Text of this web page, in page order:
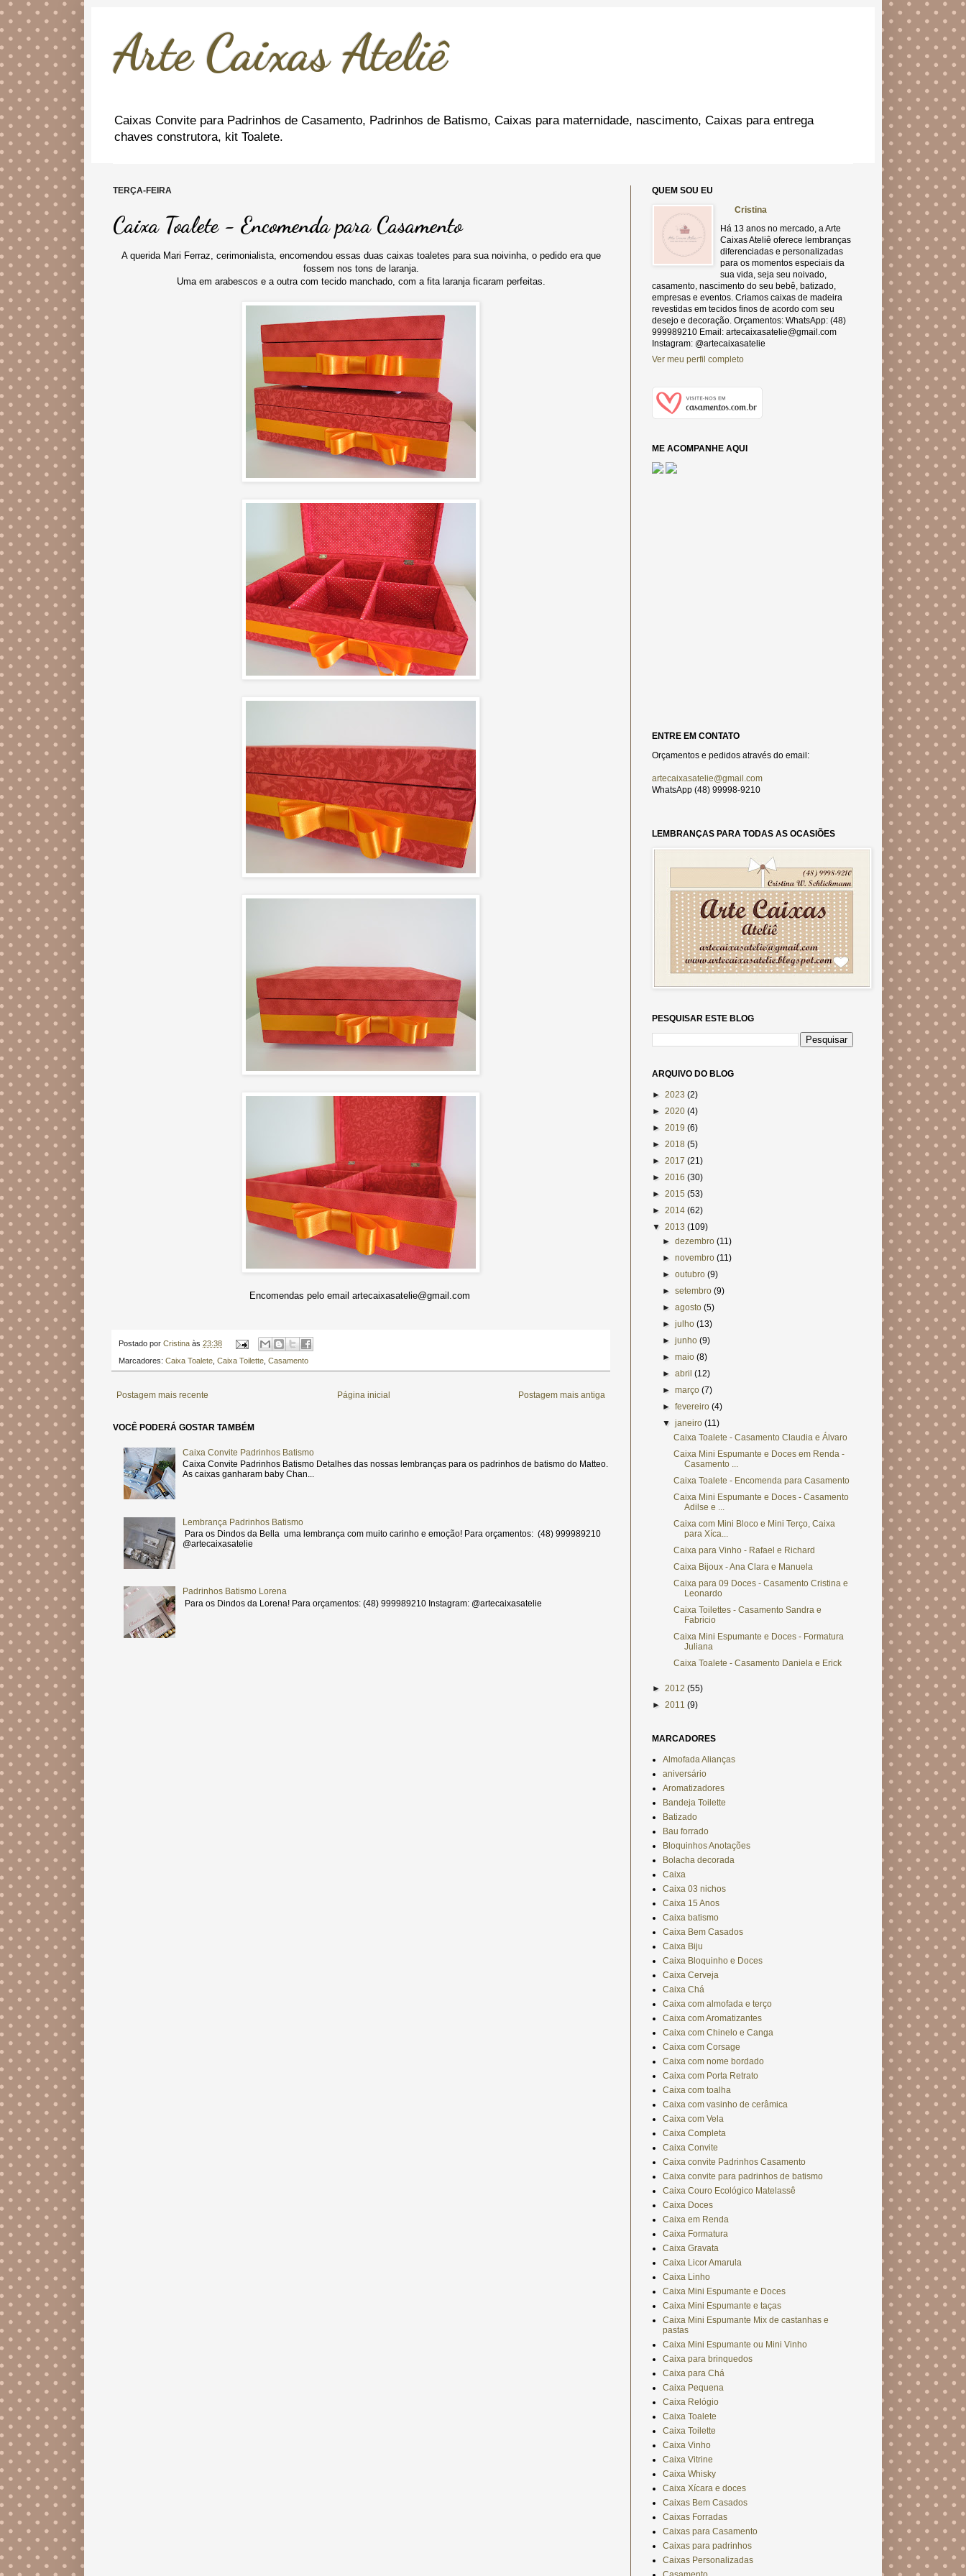
Arte Caixas Ateliê
Caixas Convite para Padrinhos de Casamento, Padrinhos de Batismo, Caixas para maternidade, nascimento, Caixas para entrega
chaves construtora, kit Toalete.
TERÇA-FEIRA
Caixa Toalete - Encomenda para Casamento
A querida Mari Ferraz, cerimonialista, encomendou essas duas caixas toaletes para sua noivinha, o pedido era que
fossem nos tons de laranja.
Uma em arabescos e a outra com tecido manchado, com a fita laranja ficaram perfeitas.
Encomendas pelo email artecaixasatelie@gmail.com
Postado por Cristina às 23:38
Marcadores: Caixa Toalete, Caixa Toilette, Casamento
Postagem mais recente Postagem mais antiga
Página inicial
VOCÊ PODERÁ GOSTAR TAMBÉM
Caixa Convite Padrinhos Batismo
Caixa Convite Padrinhos Batismo Detalhes das nossas lembranças para os padrinhos de batismo do Matteo.
As caixas ganharam baby Chan...
Lembrança Padrinhos Batismo
Para os Dindos da Bella uma lembrança com muito carinho e emoção! Para orçamentos: (48) 999989210
@artecaixasatelie
Padrinhos Batismo Lorena
Para os Dindos da Lorena! Para orçamentos: (48) 999989210 Instagram: @artecaixasatelie
QUEM SOU EU
Cristina
Há 13 anos no mercado, a Arte
Caixas Ateliê oferece lembranças
diferenciadas e personalizadas
para os momentos especiais da
sua vida, seja seu noivado,
casamento, nascimento do seu bebê, batizado,
empresas e eventos. Criamos caixas de madeira
revestidas em tecidos finos de acordo com seu
desejo e decoração. Orçamentos: WhatsApp: (48)
999989210 Email: artecaixasatelie@gmail.com
Instagram: @artecaixasatelie
Ver meu perfil completo
ME ACOMPANHE AQUI
ENTRE EM CONTATO
Orçamentos e pedidos através do email:
artecaixasatelie@gmail.com
WhatsApp (48) 99998-9210
LEMBRANÇAS PARA TODAS AS OCASIÕES
PESQUISAR ESTE BLOG
ARQUIVO DO BLOG
► 2023 (2)
► 2020 (4)
► 2019 (6)
► 2018 (5)
► 2017 (21)
► 2016 (30)
► 2015 (53)
► 2014 (62)
▼ 2013 (109)
►dezembro(11)
►novembro(11)
►outubro(9)
►setembro(9)
►agosto(5)
►julho(13)
►junho(9)
►maio(8)
►abril(12)
►março(7)
►fevereiro(4)
▼janeiro(11)
Caixa Toalete - Casamento Claudia e Álvaro
Caixa Mini Espumante e Doces em Renda -
Casamento ...
Caixa Toalete - Encomenda para Casamento
Caixa Mini Espumante e Doces - Casamento
Adilse e ...
Caixa com Mini Bloco e Mini Terço, Caixa
para Xíca...
Caixa para Vinho - Rafael e Richard
Caixa Bijoux - Ana Clara e Manuela
Caixa para 09 Doces - Casamento Cristina e
Leonardo
Caixa Toilettes - Casamento Sandra e
Fabricio
Caixa Mini Espumante e Doces - Formatura
Juliana
Caixa Toalete - Casamento Daniela e Erick
► 2012 (55)
► 2011 (9)
MARCADORES
Almofada Alianças
aniversário
Aromatizadores
Bandeja Toilette
Batizado
Bau forrado
Bloquinhos Anotações
Bolacha decorada
Caixa
Caixa 03 nichos
Caixa 15 Anos
Caixa batismo
Caixa Bem Casados
Caixa Biju
Caixa Bloquinho e Doces
Caixa Cerveja
Caixa Chá
Caixa com almofada e terço
Caixa com Aromatizantes
Caixa com Chinelo e Canga
Caixa com Corsage
Caixa com nome bordado
Caixa com Porta Retrato
Caixa com toalha
Caixa com vasinho de cerâmica
Caixa com Vela
Caixa Completa
Caixa Convite
Caixa convite Padrinhos Casamento
Caixa convite para padrinhos de batismo
Caixa Couro Ecológico Matelassê
Caixa Doces
Caixa em Renda
Caixa Formatura
Caixa Gravata
Caixa Licor Amarula
Caixa Linho
Caixa Mini Espumante e Doces
Caixa Mini Espumante e taças
Caixa Mini Espumante Mix de castanhas e
pastas
Caixa Mini Espumante ou Mini Vinho
Caixa para brinquedos
Caixa para Chá
Caixa Pequena
Caixa Relógio
Caixa Toalete
Caixa Toilette
Caixa Vinho
Caixa Vitrine
Caixa Whisky
Caixa Xícara e doces
Caixas Bem Casados
Caixas Forradas
Caixas para Casamento
Caixas para padrinhos
Caixas Personalizadas